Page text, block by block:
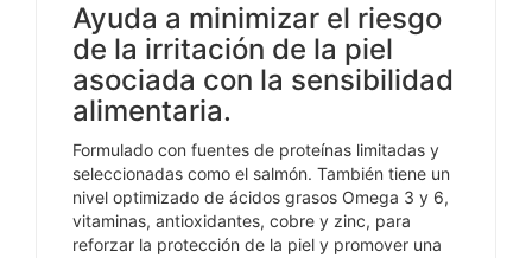
Ayuda a minimizar el riesgo
de la irritación de la piel
asociada con la sensibilidad
alimentaria.
Formulado con fuentes de proteínas limitadas y
seleccionadas como el salmón. También tiene un
nivel optimizado de ácidos grasos Omega 3 y 6,
vitaminas, antioxidantes, cobre y zinc, para
reforzar la protección de la piel y promover una